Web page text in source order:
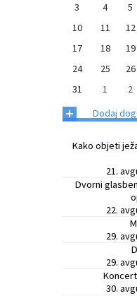
3
4 5
10
11 12
17
18 19
24
25 26
31
1 2
+ Dodaj
Kako objeti
21.
Dvorni
22.
29.
29.
30.